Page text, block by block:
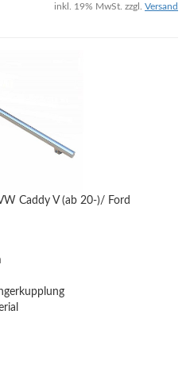
inkl. 19% MwSt. zzgl. Versand
Caddy V (ab 20-)/ Ford